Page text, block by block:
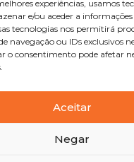
experiências, usamos
e/ou aceder a
tecnologias nos permitirá
navegação ou IDs exclusivos
o consentimento pode afetar
Aceitar
Negar
Sabores Santa Clara
.
de Privacidade |
Shift Your Branding Agency